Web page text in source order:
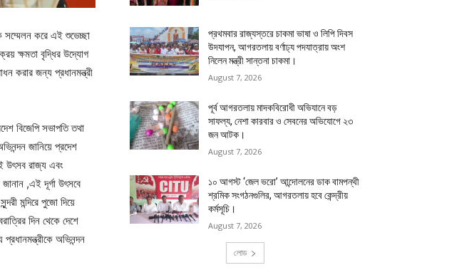
সম্মেলন করে এই শুভেচ্ছা
ক্ষমতা বৃদ্ধির উদ্যোগ
করার জন্য প্রধানমন্ত্রী
বিজেপি সভাপতি তথা
জানিয়ে প্রদেশ
উৎসব রাজ্য এবং
,এই দূর্গা উৎসবে
মন্দিরে পুজো দিয়ে
দিন থেকে দেশে
অভিনন্দন
প্রথমবার রাজ্যস্তরে চাকমা ভাষা ও লিপি দিবস
উদযাপন, আগরতলায় বর্ণাঢ্য পদযাত্রায় অংশ
নিলেন মন্ত্রী সান্তনা চাকমা।
August 7, 2026
পূর্ব আগরতলায় মাদকবিরোধী অভিযানে বড়
সাফল্য, নেশা কারবার ও সেবনের অভিযোগে ২৩
জন আটক।
August 7, 2026
১০ আগস্ট ‘জেল ভরো’ আন্দোলনের ডাক বামপন্থী
শ্রমিক সংগঠনগুলির, আগরতলায় হবে কেন্দ্রীয়
কর্মসূচি।
August 7, 2026
লোড